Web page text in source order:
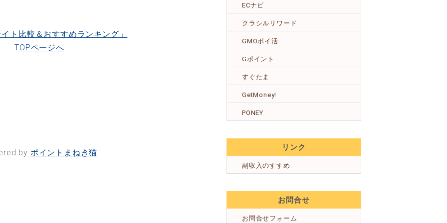
イト比較＆おすすめランキング」
TOPページへ
by ポイントまねき猫
ECナビ
クラシルリワード
GMOポイ活
Gポイント
すぐたま
GetMoney!
PONEY
リンク
副収入のすすめ
お問合せ
お問合せフォーム